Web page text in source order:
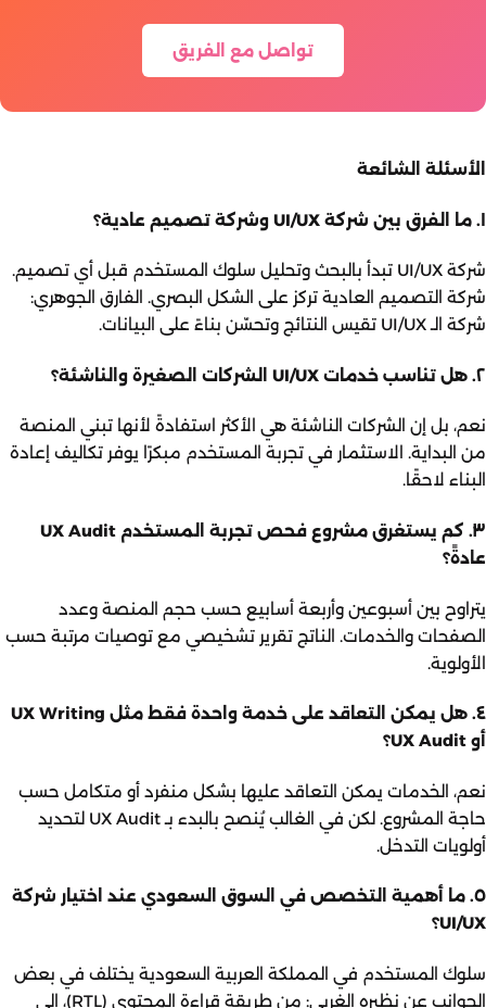
تواصل مع الفريق
الأسئلة الشائعة
١. ما الفرق بين شركة UI/UX وشركة تصميم عادية؟
شركة UI/UX تبدأ بالبحث وتحليل سلوك المستخدم قبل أي تصميم.
شركة التصميم العادية تركز على الشكل البصري. الفارق الجوهري:
شركة الـ UI/UX تقيس النتائج وتحسّن بناءً على البيانات.
٢. هل تناسب خدمات UI/UX الشركات الصغيرة والناشئة؟
نعم، بل إن الشركات الناشئة هي الأكثر استفادةً لأنها تبني المنصة
من البداية. الاستثمار في تجربة المستخدم مبكرًا يوفر تكاليف إعادة
البناء لاحقًا.
٣. كم يستغرق مشروع فحص تجربة المستخدم UX Audit
عادةً؟
يتراوح بين أسبوعين وأربعة أسابيع حسب حجم المنصة وعدد
الصفحات والخدمات. الناتج تقرير تشخيصي مع توصيات مرتبة حسب
الأولوية.
٤. هل يمكن التعاقد على خدمة واحدة فقط مثل UX Writing
أو UX Audit؟
نعم، الخدمات يمكن التعاقد عليها بشكل منفرد أو متكامل حسب
حاجة المشروع. لكن في الغالب يُنصح بالبدء بـ UX Audit لتحديد
أولويات التدخل.
٥. ما أهمية التخصص في السوق السعودي عند اختيار شركة
UI/UX؟
سلوك المستخدم في المملكة العربية السعودية يختلف في بعض
الجوانب عن نظيره الغربي: من طريقة قراءة المحتوى (RTL)، إلى